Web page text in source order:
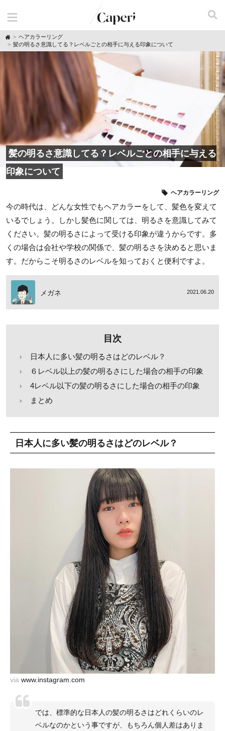
H
o
m
ヘアカラーリング
髪の明るさ意識してる？レベルごとの相手に与える印象について
髪の明るさ意識してる？レベルごとの相手に与える
印象について
ヘアカラーリング
今の時代は、どんな女性でもヘアカラーをして、髪色を変えて
いるでしょう。しかし髪色に関しては、明るさを意識してみて
ください。髪の明るさによって受ける印象が違うからです。多
くの場合は会社や学校の関係で、髪の明るさを決めると思いま
す。だからこそ明るさのレベルを知っておくと便利ですよ。
メガネ 2021.06.20
目次
日本人に多い髪の明るさはどのレベル？
６レベル以上の髪の明るさにした場合の相手の印象
4レベル以下の髪の明るさにした場合の相手の印象
まとめ
日本人に多い髪の明るさはどのレベル？
via www.instagram.com
では、標準的な日本人の髪の明るさはどれくらいのレ
ベルなのかという事ですが、もちろん個人差はありま